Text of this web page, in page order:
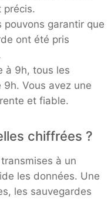
précis.
pouvons garantir que
ont été pris
à 9h, tous les
Vous avez une
et fiable.
chiffrées ?
à un
les données. Une
les sauvegardes